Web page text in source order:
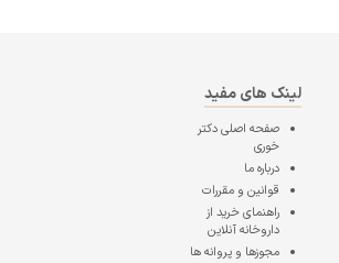
لینک های مفید
صفحه اصلیدکتر
خوری
درباره ما
قوانین و مقررات
راهنمای خرید از
داروخانه آنلاین
مجوزها و پروانه ها